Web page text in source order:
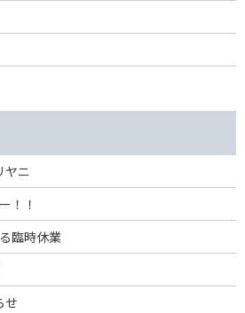
ヤニ
！！
臨時休業
せ